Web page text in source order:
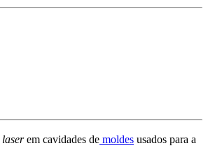
laserem cavidades de moldes usados para a